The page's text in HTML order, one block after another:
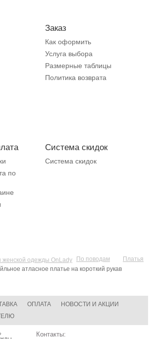
Заказ
Как оформить
Услуга выбора
Размерные таблицы
Политика возврата
по
Система скидок
Система скидок
По поводам
Платья
атласное платье на короткий рукав
ОПЛАТА
НОВОСТИ И АКЦИИ
Контакты: